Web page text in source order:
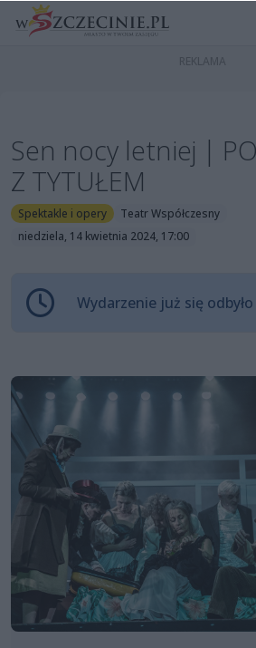
Sen nocy letniej |
Z TYTUŁEM
Spektakle i opery
Teatr Współczesny
niedziela, 14 kwietnia 2024, 17:00
Wydarzenie już się odbyło